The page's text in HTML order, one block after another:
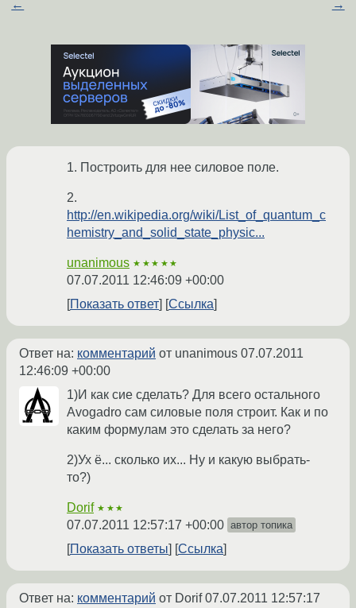
← →
1. Построить для нее силовое поле.
2.
http://en.wikipedia.org/wiki/List_of_quantum_c
hemistry_and_solid_state_physic...
unanimous ★★★★★
07.07.2011 12:46:09 +00:00
Показать ответ
Ссылка
Ответ на: комментарий от unanimous 07.07.2011
12:46:09 +00:00
1)И как сие сделать? Для всего остального
Avogadro сам силовые поля строит. Как и по
каким формулам это сделать за него?
2)Ух ё... сколько их... Ну и какую выбрать-
то?)
Dorif ★★★
07.07.2011 12:57:17 +00:00 автор топика
Показать ответы Ссылка
Ответ на: комментарий от Dorif07.07.2011 12:57:17